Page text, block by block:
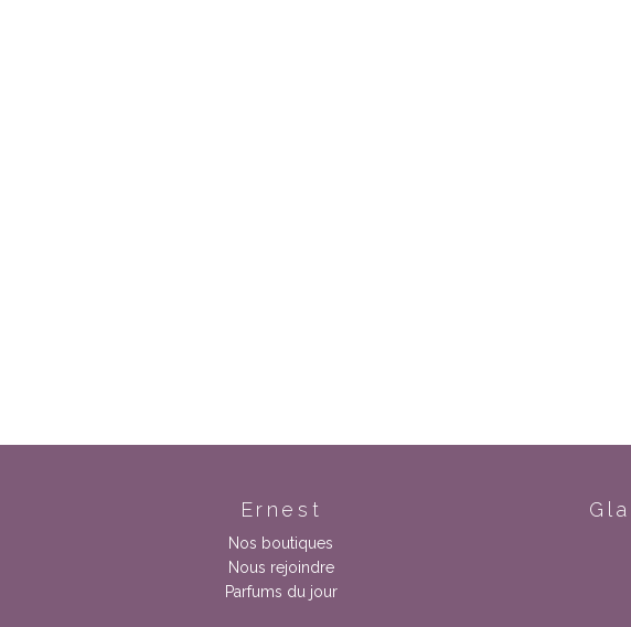
Ernest
Nos boutiques
Nous rejoindre
Parfums du jour